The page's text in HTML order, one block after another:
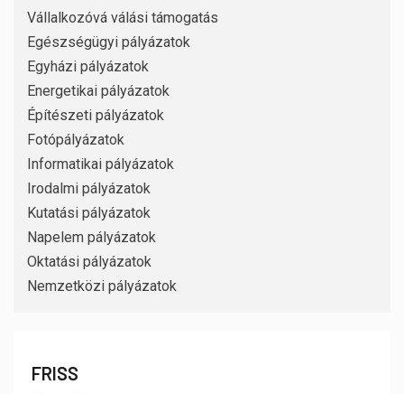
Vállalkozóvá válási támogatás
Egészségügyi pályázatok
Egyházi pályázatok
Energetikai pályázatok
Építészeti pályázatok
Fotópályázatok
Informatikai pályázatok
Irodalmi pályázatok
Kutatási pályázatok
Napelem pályázatok
Oktatási pályázatok
Nemzetközi pályázatok
FRISS